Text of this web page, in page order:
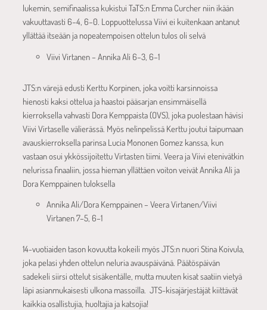
lukemin, semifinaalissa kukistui TaTS:n Emma Curcher niin ikään
vakuuttavasti 6–4, 6–0. Loppuottelussa Viivi ei kuitenkaan antanut
yllättää itseään ja nopeatempoisen ottelun tulos oli selvä
Viivi Virtanen – Annika Ali 6–3, 6–1
JTS:n värejä edusti Kerttu Korpinen, joka voitti karsinnoissa
hienosti kaksi ottelua ja haastoi pääsarjan ensimmäisellä
kierroksella vahvasti Dora Kemppaista (OVS), joka puolestaan hävisi
Viivi Virtaselle välierässä. Myös nelinpelissä Kerttu joutui taipumaan
avauskierroksella parinsa Lucia Mononen Gomez kanssa, kun
vastaan osui ykkössijoitettu Virtasten tiimi. Veera ja Viivi etenivätkin
nelurissa finaaliin, jossa hieman yllättäen voiton veivät Annika Ali ja
Dora Kemppainen tuloksella
Annika Ali/Dora Kemppainen – Veera Virtanen/Viivi
Virtanen 7–5, 6–1
14-vuotiaiden tason kovuutta kokeili myös JTS:n nuori Stina Koivula,
joka pelasi yhden ottelun neluria avauspäivänä. Päätöspäivän
sadekeli siirsi ottelut sisäkentälle, mutta muuten kisat saatiin vietyä
läpi asianmukaisesti ulkona massoilla. JTS-kisajärjestäjät kiittävät
kaikkia osallistujia, huoltajia ja katsojia!